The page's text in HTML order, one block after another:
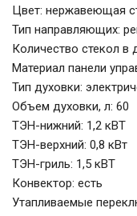
Цвет: нержавеющая
Тип направляющих:
Количество стекол в
Материал панели
Тип духовки:
Объем духовки, л: 60
ТЭН-нижний: 1,2 кВТ
ТЭН-верхний: 0,8 кВт
ТЭН-гриль: 1,5 кВТ
Конвектор: есть
Утапливаемые